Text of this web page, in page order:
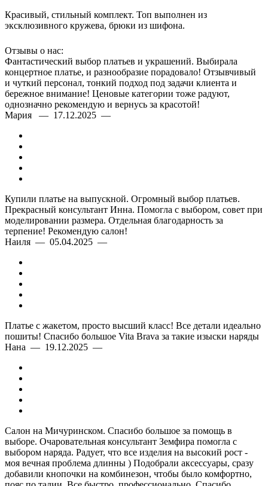
Красивый, стильный комплект. Топ выполнен из
эксклюзивного кружева, брюки из шифона.
Отзывы о нас:
Фантастический выбор платьев и украшений. Выбирала
концертное платье, и разнообразие порадовало! Отзывчивый
и чуткий персонал, тонкий подход под задачи клиента и
бережное внимание! Ценовые категории тоже радуют,
однозначно рекомендую и вернусь за красотой!
Мария — 17.12.2025 —
Купили платье на выпускной. Огромный выбор платьев.
Прекрасный консультант Инна. Помогла с выбором, совет при
моделировании размера. Отдельная благодарность за
терпение! Рекомендую салон!
Наиля — 05.04.2025 —
Платье с жакетом, просто высший класс! Все детали идеально
пошиты! Спасибо большое Vita Brava за такие изыски наряды
Нана — 19.12.2025 —
Салон на Мичуринском. Спасибо большое за помощь в
выборе. Очаровательная консультант Земфира помогла с
выбором наряда. Радует, что все изделия на высокий рост -
моя вечная проблема длинны ) Подобрали аксессуары, сразу
добавили кнопочки на комбинезон, чтобы было комфортно,